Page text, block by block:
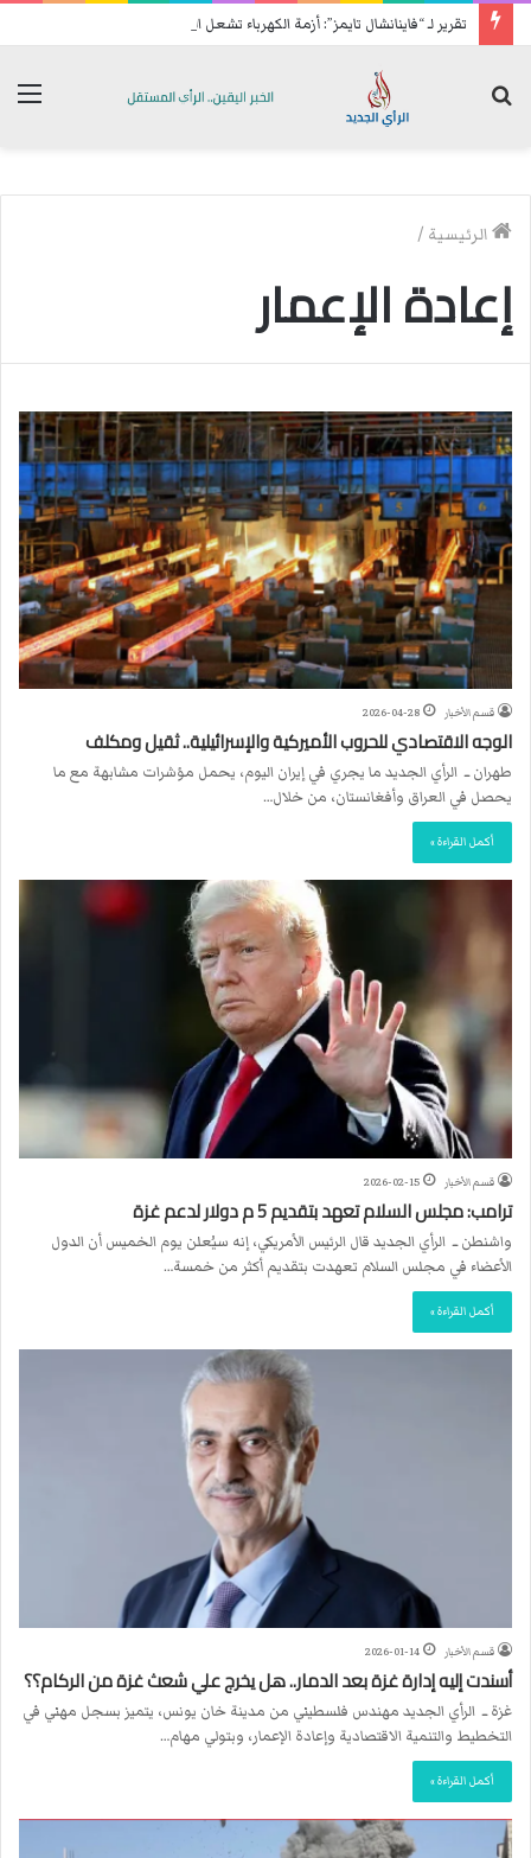
تقرير لـ “فاينانشال تايمز”: أزمة الكهرباء تشعل الغضب الشعبي ضد سعيّد
الرئيسية /
إعادة الإعمار
قسم الأخبار 2026-04-28
الوجه الاقتصادي للحروب الأميركية والإسرائيلية.. ثقيل ومكلف
طهران ــ الرأي الجديد ما يجري في إيران اليوم، يحمل مؤشرات مشابهة مع ما
يحصل في العراق وأفغانستان، من خلال…
أكمل القراءة »
قسم الأخبار 2026-02-15
ترامب: مجلس السلام تعهد بتقديم 5 م دولار لدعم غزة
واشنطن ــ الرأي الجديد قال الرئيس ‌الأمريكي، إنه سيُعلن يوم الخميس أن الدول
الأعضاء في مجلس السلام تعهدت بتقديم أكثر من خمسة…
أكمل القراءة »
قسم الأخبار 2026-01-14
أسندت إليه إدارة غزة بعد الدمار.. هل يخرج علي شعث غزة من الركام؟؟
غزة ــ الرأي الجديد مهندس فلسطيني من مدينة خان يونس، يتميز بسجل مهني في
التخطيط والتنمية الاقتصادية وإعادة الإعمار، وبتولي مهام…
أكمل القراءة »